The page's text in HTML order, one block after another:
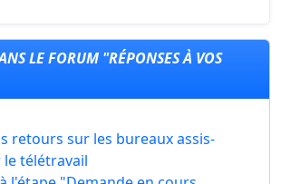
LE FORUM "RÉPONSES À VOS
retours sur les bureaux assis-
télétravail